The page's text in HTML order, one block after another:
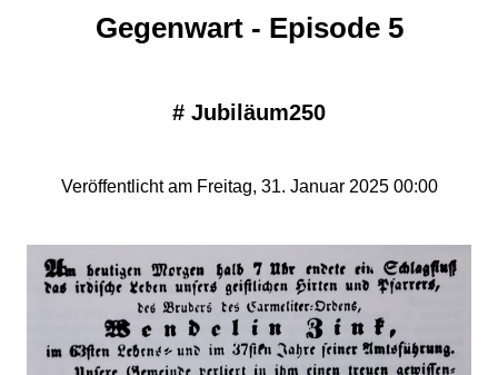
Gegenwart - Episode 5
# Jubiläum250
Veröffentlicht am Freitag, 31. Januar 2025 00:00